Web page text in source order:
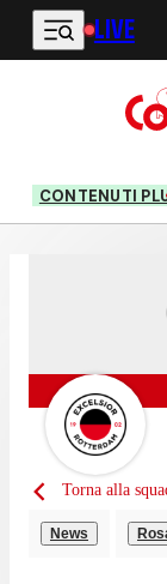
Vai al contenuto
LIVE
CONTENUTI
Torna alla
News